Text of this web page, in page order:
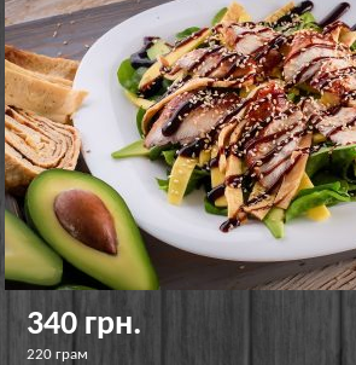
340 грн.
220 грам